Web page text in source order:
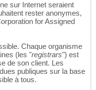
sur Internet seraient
rester anonymes,
for Assigned
Chaque organisme
(les "registrars") est
de son client. Les
publiques sur la base
à tous.